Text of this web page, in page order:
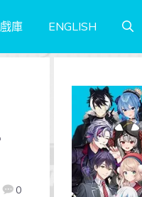
庫 ENGLISH
0